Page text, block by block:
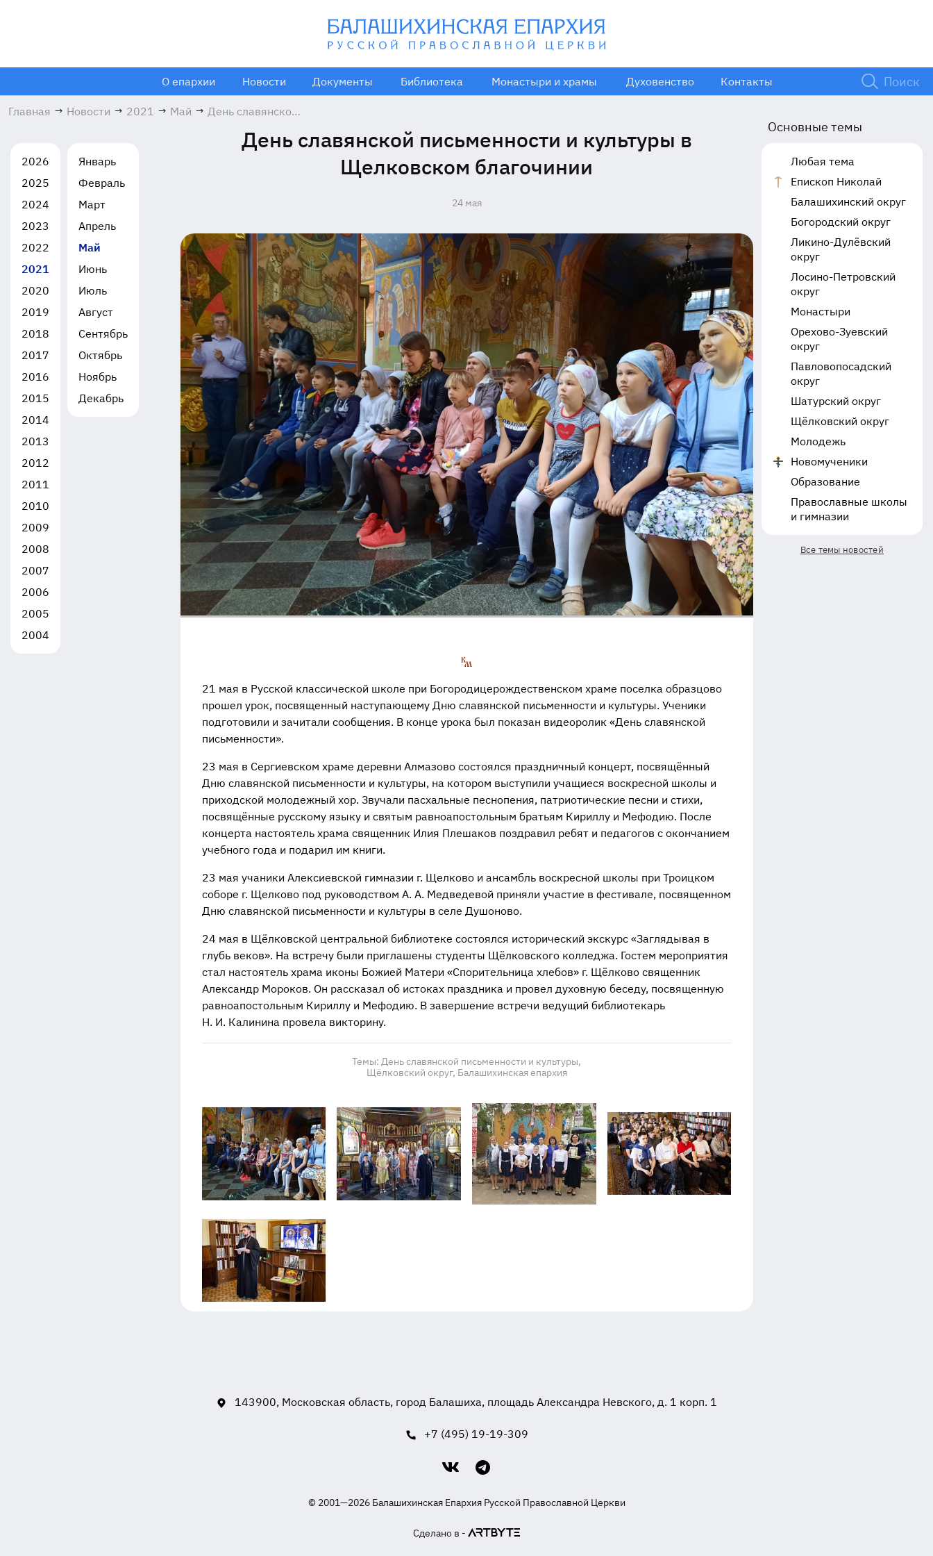
О епархии Новости Документы Библиотека Монастыри и храмы Духовенство Контакты
Главная → Новости → 2021 → Май → День славянской
культуры в
Щелковском
2026
2025
2024
2023
2022
2021
2020
2019
2018
2017
2016
2015
2014
2013
2012
2011
2010
2009
2008
2007
2006
2005
2004
Январь
Февраль
Март
Апрель
Май
Июнь
Июль
Август
Сентябрь
Октябрь
Ноябрь
Декабрь
День славянской письменности и культуры в
Щелковском благочинии
24 мая
21 мая в Русской классической школе при Богородицерождественском храме поселка образцово
прошел урок, посвященный наступающему Дню славянской письменности и культуры. Ученики
подготовили и зачитали сообщения. В конце урока был показан видеоролик «День славянской
письменности».
23 мая в Сергиевском храме деревни Алмазово состоялся праздничный концерт, посвящённый
Дню славянской письменности и культуры, на котором выступили учащиеся воскресной школы и
приходской молодежный хор. Звучали пасхальные песнопения, патриотические песни и стихи,
посвящённые русскому языку и святым равноапостольным братьям Кириллу и Мефодию. После
концерта настоятель храма священник Илия Плешаков поздравил ребят и педагогов с окончанием
учебного года и подарил им книги.
23 мая учаники Алексиевской гимназии г. Щелково и ансамбль воскресной школы при Троицком
соборе г. Щелково под руководством А. А. Медведевой приняли участие в фестивале, посвященном
Дню славянской письменности и культуры в селе Душоново.
24 мая в Щёлковской центральной библиотеке состоялся исторический экскурс «Заглядывая в
глубь веков». На встречу были приглашены студенты Щёлковского колледжа. Гостем мероприятия
стал настоятель храма иконы Божией Матери «Спорительница хлебов» г. Щёлково священник
Александр Мороков. Он рассказал об истоках праздника и провел духовную беседу, посвященную
равноапостольным Кириллу и Мефодию. В завершение встречи ведущий библиотекарь
Н. И. Калинина провела викторину.
Темы: День славянской письменности и культуры,
Щёлковский округ, Балашихинская епархия
Основные темы
Любая тема
Епископ Николай
Балашихинский округ
Богородский округ
Ликино-Дулёвский
округ
Лосино-Петровский
округ
Монастыри
Орехово-Зуевский
округ
Павловопосадский
округ
Шатурский округ
Щёлковский округ
Молодежь
Новомученики
Образование
Православные школы
и гимназии
Все темы новостей
143900, Московская область, город Балашиха, площадь Александра Невского, д. 1 корп. 1
+7 (495) 19-19-309
© 2001—2026 Балашихинская Епархия Русской Православной Церкви
Сделано в -